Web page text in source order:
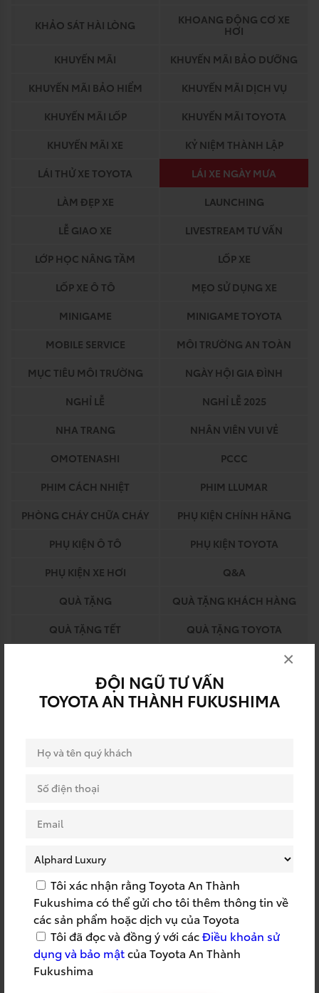
ĐỘI NGŨ TƯ VẤN
TOYOTA AN THÀNH FUKUSHIMA
Tôi xác nhận rằng Toyota An Thành
Fukushima có thể gửi cho tôi thêm thông tin về
các sản phẩm hoặc dịch vụ của Toyota
Tôi đã đọc và đồng ý với cácĐiều khoản sử
dụng và bảo mậtcủa Toyota An Thành
Fukushima
×
KHẢO SÁT HÀI LÒNG
KHOANG ĐỘNG CƠ XE
HƠI
KHUYẾN MÃI
KHUYẾN MÃI BẢO DƯỠNG
KHUYẾN MÃI BẢO HIỂM
KHUYẾN MÃI DỊCH VỤ
KHUYẾN MÃI LỐP
KHUYẾN MÃI TOYOTA
KHUYẾN MÃI XE
KỶ NIỆM THÀNH LẬP
LÁI THỬ XE TOYOTA
LÁI XE NGÀY MƯA
LÀM ĐẸP XE
LAUNCHING
LỄ GIAO XE
LIVESTREAM TƯ VẤN
LỚP HỌC NÂNG TẦM
LỐP XE
LỐP XE Ô TÔ
MẸO SỬ DỤNG XE
MINIGAME
MINIGAME TOYOTA
MOBILE SERVICE
MÔI TRƯỜNG AN TOÀN
MỤC TIÊU MÔI TRƯỜNG
NGÀY HỘI GIA ĐÌNH
NGHỈ LỄ
NGHỈ LỄ 2025
NHA TRANG
NHÂN VIÊN VUI VẺ
OMOTENASHI
PCCC
PHIM CÁCH NHIỆT
PHIM LLUMAR
PHÒNG CHÁY CHỮA CHÁY
PHỤ KIỆN CHÍNH HÃNG
PHỤ KIỆN Ô TÔ
PHỤ KIỆN TOYOTA
PHỤ KIỆN XE HƠI
Q&A
QUÀ TẶNG
QUÀ TẶNG KHÁCH HÀNG
QUÀ TẶNG TẾT
QUÀ TẶNG TOYOTA
QUY TRÌNH TOYOTA
RÚT THĂM TRÚNG
THƯỞNG
SỰ KIỆN BẢO HIỂM
SỰ KIỆN TOYOTA
SUMMER 2023
SUMMER TRIP
TAF
TÁI TỤC BẢO HIỂM
TẬP HUẤN CỨU HỘ
TAY NGHỀ TOYOTA
TEAMBUILDING